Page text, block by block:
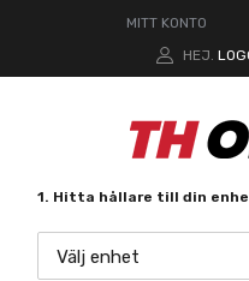
MITT KONTO
HEJ.
1. Hitta hållare till din
Välj enhet